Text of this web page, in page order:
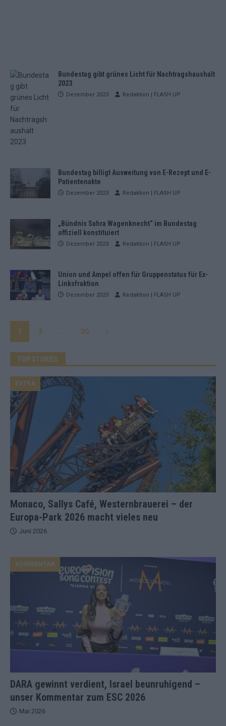
Bundestag gibt grünes Licht für Nachtragshaushalt
2023
Dezember 2023 Redaktion | FLASH UP
Bundestag billigt Ausweitung von E-Rezept und E-
Patientenakte
Dezember 2023 Redaktion | FLASH UP
„Bündnis Sahra Wagenknecht“ im Bundestag
offiziell konstituiert
Dezember 2023 Redaktion | FLASH UP
Union und Ampel offen für Gruppenstatus für Ex-
Linksfraktion
Dezember 2023 Redaktion | FLASH UP
1 2 … 30 »
TOP STORIES
Monaco, Sallys Café, Westernbrauerei – der
Europa-Park 2026 macht vieles neu
EXTRA
Juni 2026
DARA gewinnt verdient, Israel beunruhigend –
unser Kommentar zum ESC 2026
KOMMENTAR
Mai 2026